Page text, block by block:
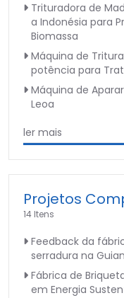
Trituradora de
a Indonésia para
Biomassa
Máquina de
potência para
Máquina de
Leoa
ler mais
Projetos
14 Itens
Feedback da
serradura na
Fábrica de
em Energia